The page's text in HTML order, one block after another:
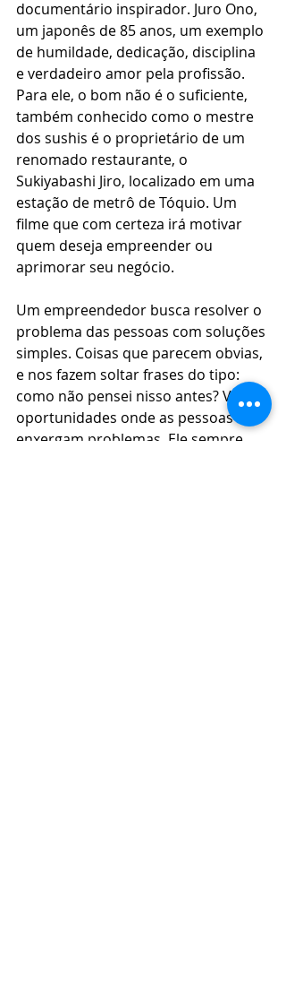
documentário inspirador. Juro Ono,
um japonês de 85 anos, um exemplo
de humildade, dedicação, disciplina
e verdadeiro amor pela profissão.
Para ele, o bom não é o suficiente,
também conhecido como o mestre
dos sushis é o proprietário de um
renomado restaurante, o
Sukiyabashi Jiro, localizado em uma
estação de metrô de Tóquio. Um
filme que com certeza irá motivar
quem deseja empreender ou
aprimorar seu negócio.
Um empreendedor busca resolver o
problema das pessoas com soluções
simples. Coisas que parecem obvias,
e nos fazem soltar frases do tipo:
como não pensei nisso antes? Vê
oportunidades onde as pessoas só
enxergam problemas. Ele sempre